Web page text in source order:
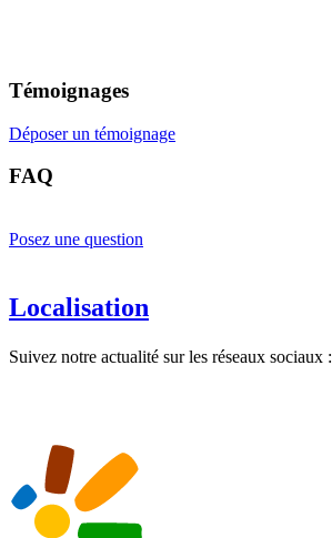
Témoignages
Déposer un témoignage
FAQ
Posez une question
Localisation
Suivez notre actualité sur les réseaux sociaux :